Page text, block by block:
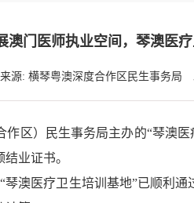
澳门医师执业空间，琴澳医
来源: 横琴粤澳深度合作区民生事务局
）民生事务局主办的“琴澳医
业证书。
医疗卫生培训基地”已顺利通